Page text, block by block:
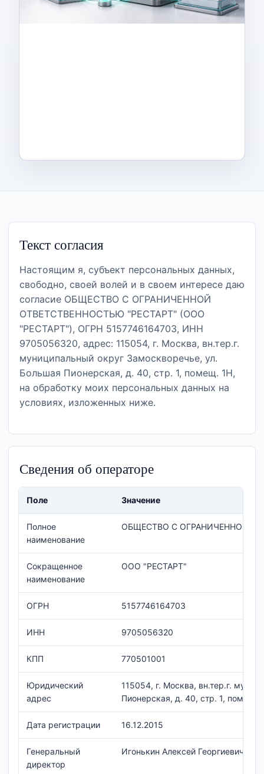
Текст согласия
Настоящим я, субъект персональных данных,
свободно, своей волей и в своем интересе даю
согласие ОБЩЕСТВО С ОГРАНИЧЕННОЙ
ОТВЕТСТВЕННОСТЬЮ "РЕСТАРТ" (ООО
"РЕСТАРТ"), ОГРН 5157746164703, ИНН
9705056320, адрес: 115054, г. Москва, вн.тер.г.
муниципальный округ Замоскворечье, ул.
Большая Пионерская, д. 40, стр. 1, помещ. 1Н,
на обработку моих персональных данных на
условиях, изложенных ниже.
Сведения об операторе
Поле Значение
Полное
наименование
ОБЩЕСТВО С ОГРАНИЧЕННОЙ
Сокращенное
наименование
ООО "РЕСТАРТ"
ОГРН 5157746164703
ИНН 9705056320
КПП 770501001
Юридический
адрес
115054, г. Москва, вн.тер.г.
Пионерская, д. 40, стр. 1, помещ.
Дата регистрации 16.12.2015
Генеральный
директор
Игонькин Алексей Георгиевич